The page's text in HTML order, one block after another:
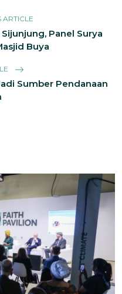
ARTICLE
Panel Surya
Buya
Sumber Pendanaan